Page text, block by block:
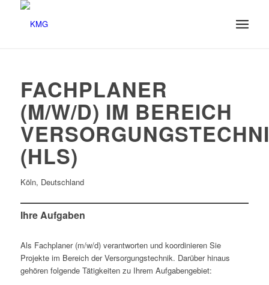
FACHPLANER
(M/W/D) IM BEREICH
(HLS)
Köln, Deutschland
Ihre Aufgaben
Als Fachplaner (m/w/d) verantworten und koordinieren Sie
Projekte im Bereich der Versorgungstechnik. Darüber hinaus
gehören folgende Tätigkeiten zu Ihrem Aufgabengebiet: